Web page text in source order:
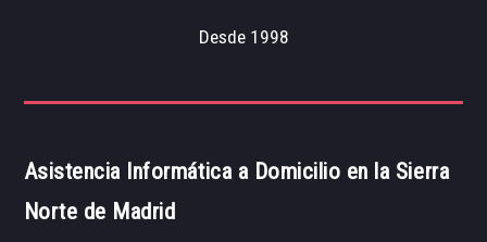
Desde 1998
Asistencia Informática a Domicilio en la Sierra
Norte de Madrid